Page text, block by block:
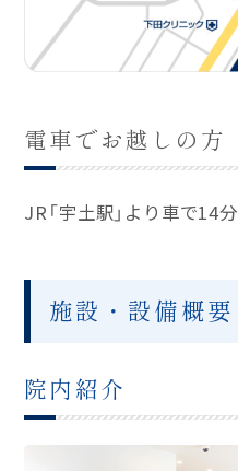
電車でお越しの方
JR「宇土駅」より車で14分
施設・設備概要
院内紹介